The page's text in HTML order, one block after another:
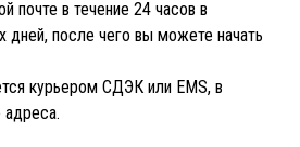
почте в течение 24 часов в
дней, после чего вы можете начать
курьером СДЭК или EMS, в
адреса.